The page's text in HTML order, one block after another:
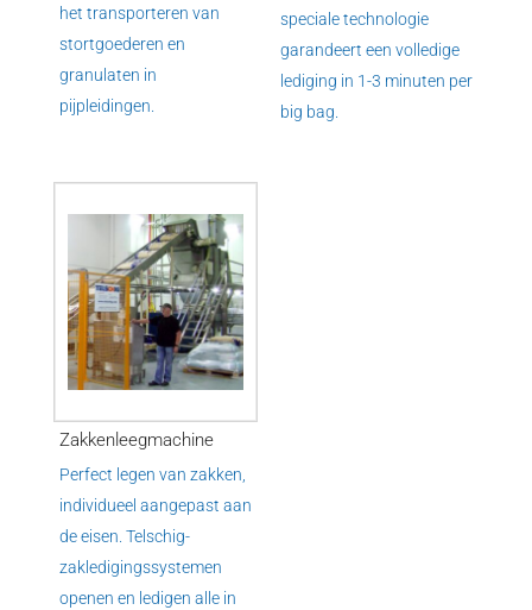
het transporteren van
stortgoederen en
granulaten in
pijpleidingen.
speciale technologie
garandeert een volledige
lediging in 1-3 minuten per
big bag.
Zakkenleegmachine
Perfect legen van zakken,
individueel aangepast aan
de eisen. Telschig-
zakledigingssystemen
openen en ledigen alle in